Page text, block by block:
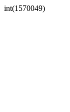
int(1570049)